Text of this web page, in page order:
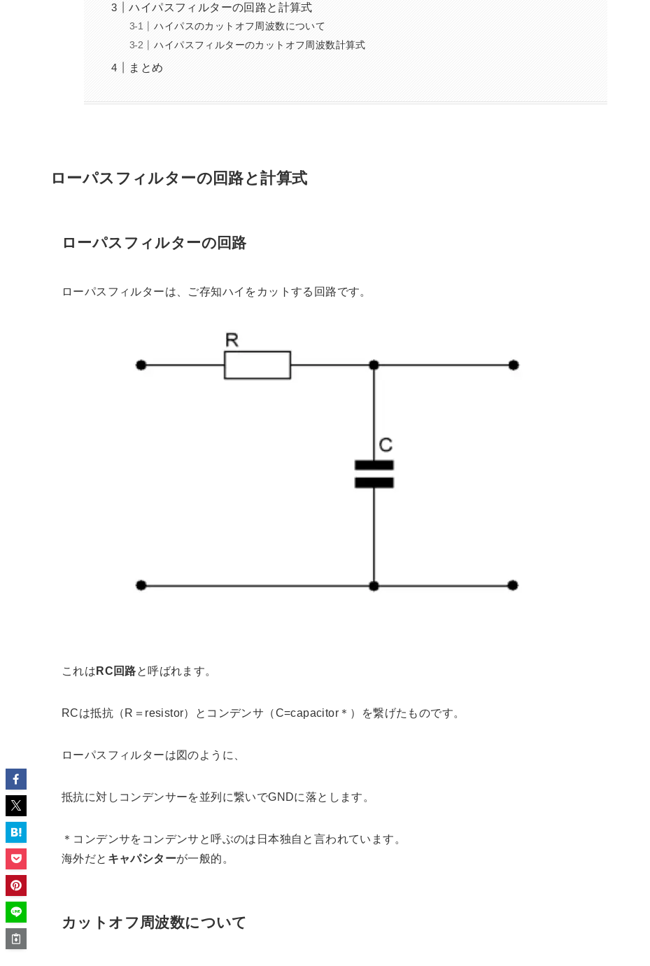
ハイパスフィルターの回路と計算式
ハイパスのカットオフ周波数について
ハイパスフィルターのカットオフ周波数計算式
まとめ
ローパスフィルターの回路と計算式
ローパスフィルターの回路
ローパスフィルターは、ご存知ハイをカットする回路です。
これは RC回路と呼ばれます。
RCは抵抗（R＝resistor）とコンデンサ（C=capacitor＊）を繋げたものです。
ローパスフィルターは図のように、
抵抗に対しコンデンサーを並列に繋いでGNDに落とします。
＊コンデンサをコンデンサと呼ぶのは日本独自と言われています。
海外だと キャパシターが一般的。
カットオフ周波数について